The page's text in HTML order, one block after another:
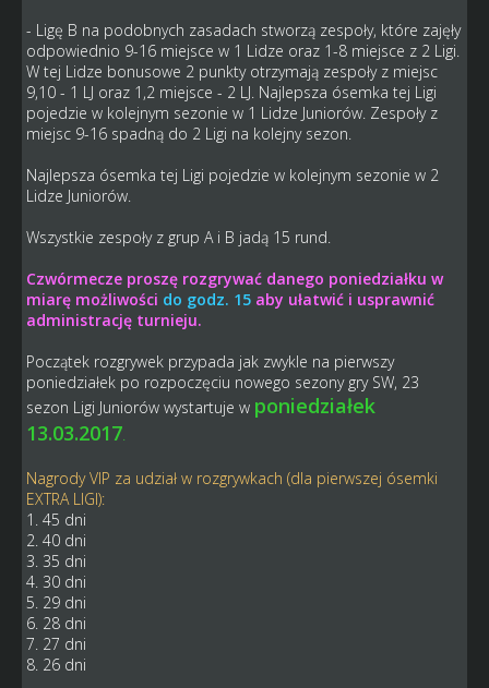
- Ligę B na podobnych zasadach stworzą zespoły, które zajęły
odpowiednio 9-16 miejsce w 1 Lidze oraz 1-8 miejsce z 2 Ligi.
W tej Lidze bonusowe 2 punkty otrzymają zespoły z miejsc
9,10 - 1 LJ oraz 1,2 miejsce - 2 LJ. Najlepsza ósemka tej Ligi
pojedzie w kolejnym sezonie w 1 Lidze Juniorów. Zespoły z
miejsc 9-16 spadną do 2 Ligi na kolejny sezon.
Najlepsza ósemka tej Ligi pojedzie w kolejnym sezonie w 2
Lidze Juniorów.
Wszystkie zespoły z grup A i B jadą 15 rund.
Czwórmecze proszę rozgrywać danego poniedziałku w
miarę możliwości do godz. 15aby ułatwić i usprawnić
administrację turnieju.
Początek rozgrywek przypada jak zwykle na pierwszy
poniedziałek po rozpoczęciu nowego sezony gry SW, 23
sezon Ligi Juniorów wystartuje w poniedziałek
13.03.2017.
Nagrody VIP za udział w rozgrywkach (dla pierwszej ósemki
EXTRA LIGI):
1. 45 dni
2. 40 dni
3. 35 dni
4. 30 dni
5. 29 dni
6. 28 dni
7. 27 dni
8. 26 dni